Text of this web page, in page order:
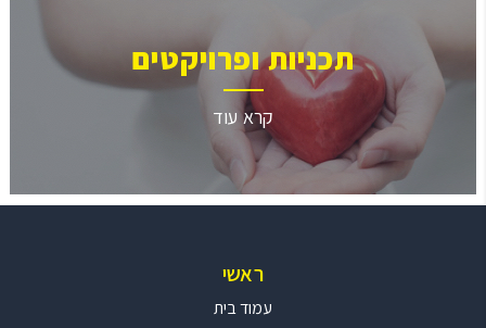
תכניות ופרויקטים
קרא עוד
ראשי
עמוד בית